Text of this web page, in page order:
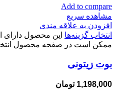
Add to compare
مشاهده سریع
افزودن به علاقه مندی
انتخاب گزینه‌ها این محصول دارای
ممکن است در صفحه محصول
بوت زیتونی
1,198,000 تومان